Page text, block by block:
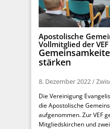
Apostolische
Vollmitglied der VEF
stärken
8. Dezember 2022/
Die Vereinigung
die Apostolische
aufgenommen. Zur VEF
Mitgliedskirchen und